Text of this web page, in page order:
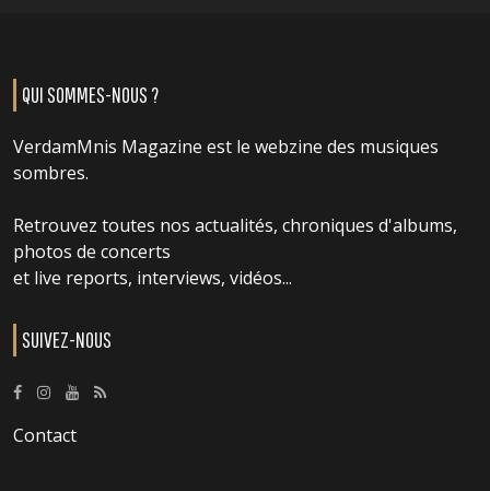
QUI SOMMES-NOUS ?
VerdamMnis Magazine est le webzine des musiques
sombres.
Retrouvez toutes nos actualités, chroniques d'albums,
photos de concerts
et live reports, interviews, vidéos...
SUIVEZ-NOUS
Contact